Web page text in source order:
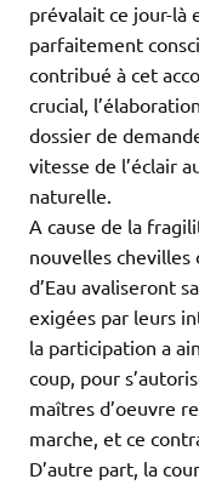
prévalait ce jour-là
parfaitement
contribué à cet
crucial,
dossier de
vitesse de l’éclair
naturelle.
A cause de la
nouvelles
d’Eau avaliseront
exigées par leurs
la participation a
coup, pour
maîtres d’oeuvre
marche, et ce
D’autre part, la